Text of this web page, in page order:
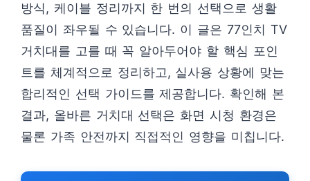
방식, 케이블 정리까지 한 번의 선택으로 생활
품질이 좌우될 수 있습니다. 이 글은 77인치 TV
거치대를 고를 때 꼭 알아두어야 할 핵심 포인
트를 체계적으로 정리하고, 실사용 상황에 맞는
합리적인 선택 가이드를 제공합니다. 확인해 본
결과, 올바른 거치대 선택은 화면 시청 환경은
물론 가족 안전까지 직접적인 영향을 미칩니다.